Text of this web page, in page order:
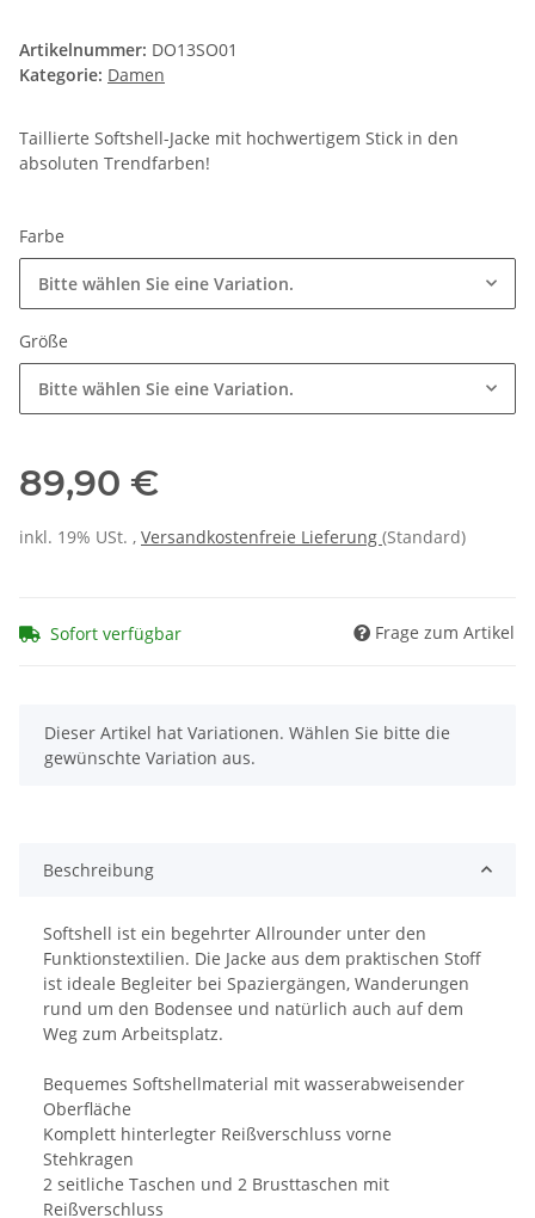
Artikelnummer: DO13SO01
Kategorie: Damen
Taillierte Softshell-Jacke mit hochwertigem Stick in den
absoluten Trendfarben!
Farbe
Bitte wählen Sie eine Variation.
Größe
Bitte wählen Sie eine Variation.
89,90 €
inkl. 19% USt. , Versandkostenfreie Lieferung (Standard)
Sofort verfügbar Frage zum Artikel
x
Dieser Artikel hat Variationen. Wählen Sie bitte die
gewünschte Variation aus.
Beschreibung
Softshell ist ein begehrter Allrounder unter den
Funktionstextilien. Die Jacke aus dem praktischen Stoff
ist ideale Begleiter bei Spaziergängen, Wanderungen
rund um den Bodensee und natürlich auch auf dem
Weg zum Arbeitsplatz.
Bequemes Softshellmaterial mit wasserabweisender
Oberfläche
Komplett hinterlegter Reißverschluss vorne
Stehkragen
2 seitliche Taschen und 2 Brusttaschen mit
Reißverschluss